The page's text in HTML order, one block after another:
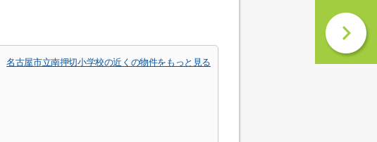
名古屋市立南押切小学校の近くの物件をもっと見る